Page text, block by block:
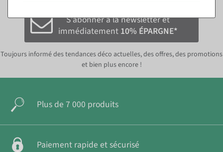
S'abonner à la newsletter et
immédiatement 10% ÉPARGNE*
Toujours informé des tendances déco actuelles, des offres, des promotions
et bien plus encore !
Plus de 7 000 produits
Paiement rapide et sécurisé